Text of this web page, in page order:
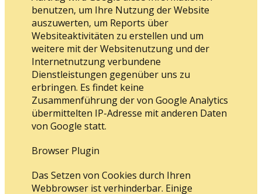
benutzen, um Ihre Nutzung der Website
auszuwerten, um Reports über
Websiteaktivitäten zu erstellen und um
weitere mit der Websitenutzung und der
Internetnutzung verbundene
Dienstleistungen gegenüber uns zu
erbringen. Es findet keine
Zusammenführung der von Google Analytics
übermittelten IP-Adresse mit anderen Daten
von Google statt.
Browser Plugin
Das Setzen von Cookies durch Ihren
Webbrowser ist verhinderbar. Einige